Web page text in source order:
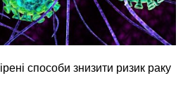
способи знизити ризик раку